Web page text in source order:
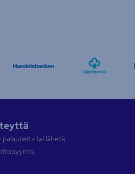
palautetta tai lähetä